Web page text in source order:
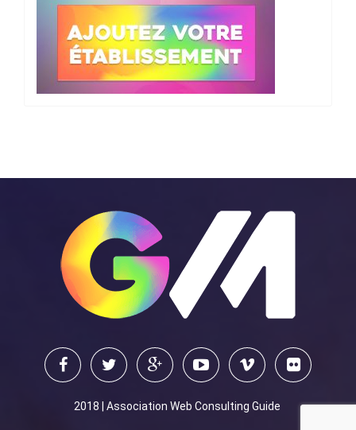
2018 | Association Web Consulting Guide